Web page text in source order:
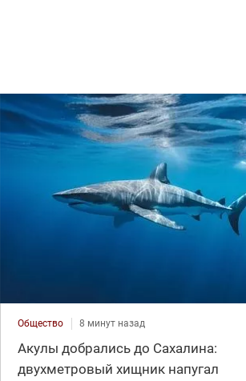
Общество 8 минут назад
Акулы добрались до Сахалина:
двухметровый хищник напугал